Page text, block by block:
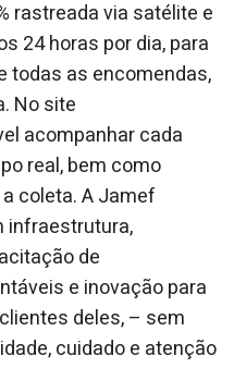
rastreada via satélite e
24 horas por dia, para
todas as encomendas,
No site
acompanhar cada
real, bem como
coleta. A Jamef
infraestrutura,
de
e inovação para
deles, – sem
cuidado e atenção